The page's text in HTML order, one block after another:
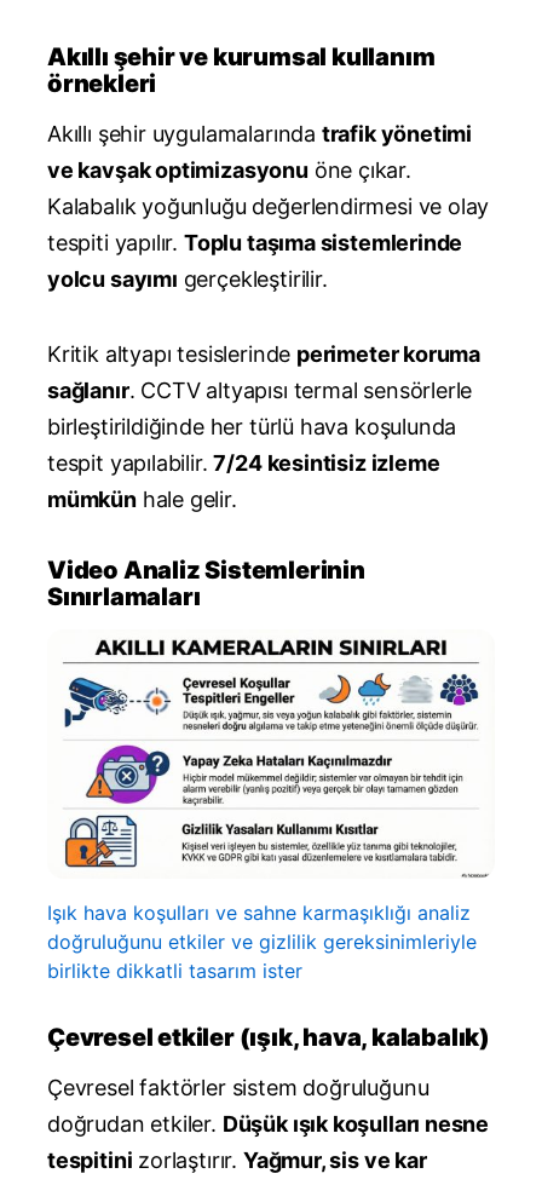
Akıllı şehir ve kurumsal kullanım
örnekleri
Akıllı şehir uygulamalarında trafik yönetimi
ve kavşak optimizasyonu öne çıkar.
Kalabalık yoğunluğu değerlendirmesi ve olay
tespiti yapılır. Toplu taşıma sistemlerinde
yolcu sayımı gerçekleştirilir.
Kritik altyapı tesislerinde perimeter koruma
sağlanır. CCTV altyapısı termal sensörlerle
birleştirildiğinde her türlü hava koşulunda
tespit yapılabilir.7/24 kesintisiz izleme
mümkünhale gelir.
Video Analiz Sistemlerinin
Sınırlamaları
Işık hava koşulları ve sahne karmaşıklığı analiz
doğruluğunu etkiler ve gizlilik gereksinimleriyle
birlikte dikkatli tasarım ister
Çevresel etkiler (ışık, hava, kalabalık)
Çevresel faktörler sistem doğruluğunu
doğrudan etkiler. Düşük ışık koşulları nesne
tespitini zorlaştırır. Yağmur, sis ve kar